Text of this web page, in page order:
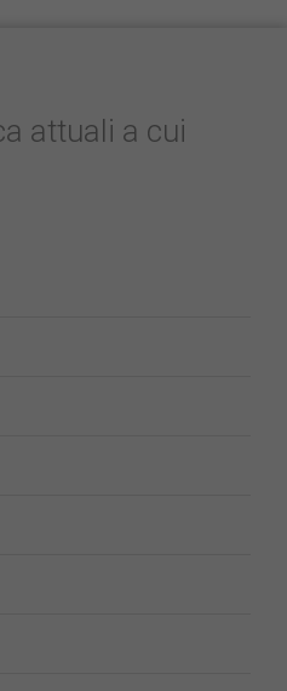
attuali a cui